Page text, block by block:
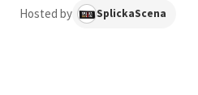
Hosted by SplickaScena